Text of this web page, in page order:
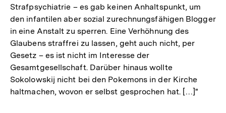
Strafpsychiatrie – es gab keinen Anhaltspunkt, um
den infantilen aber sozial zurechnungsfähigen Blogger
in eine Anstalt zu sperren. Eine Verhöhnung des
Glaubens straffrei zu lassen, geht auch nicht, per
Gesetz – es ist nicht im Interesse der
Gesamtgesellschaft. Darüber hinaus wollte
Sokolowskij nicht bei den Pokemons in der Kirche
haltmachen, wovon er selbst gesprochen hat. […]"